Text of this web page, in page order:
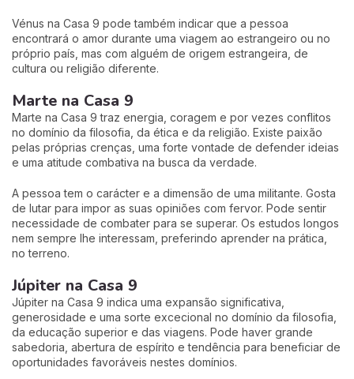
Vénus na Casa 9 pode também indicar que a pessoa
encontrará o amor durante uma viagem ao estrangeiro ou no
próprio país, mas com alguém de origem estrangeira, de
cultura ou religião diferente.
Marte na Casa 9
Marte na Casa 9 traz energia, coragem e por vezes conflitos
no domínio da filosofia, da ética e da religião. Existe paixão
pelas próprias crenças, uma forte vontade de defender ideias
e uma atitude combativa na busca da verdade.
A pessoa tem o carácter e a dimensão de uma militante. Gosta
de lutar para impor as suas opiniões com fervor. Pode sentir
necessidade de combater para se superar. Os estudos longos
nem sempre lhe interessam, preferindo aprender na prática,
no terreno.
Júpiter na Casa 9
Júpiter na Casa 9 indica uma expansão significativa,
generosidade e uma sorte excecional no domínio da filosofia,
da educação superior e das viagens. Pode haver grande
sabedoria, abertura de espírito e tendência para beneficiar de
oportunidades favoráveis nestes domínios.